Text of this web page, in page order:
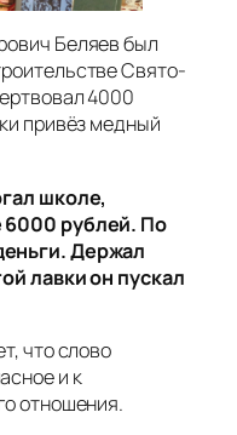
Беляев был
Свято-
4000
привёз медный
школе,
6000 рублей. По
Держал
лавки он пускал
что слово
и к
отношения.